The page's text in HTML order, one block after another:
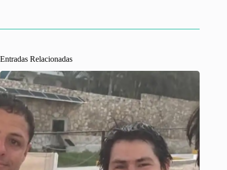
Entradas Relacionadas